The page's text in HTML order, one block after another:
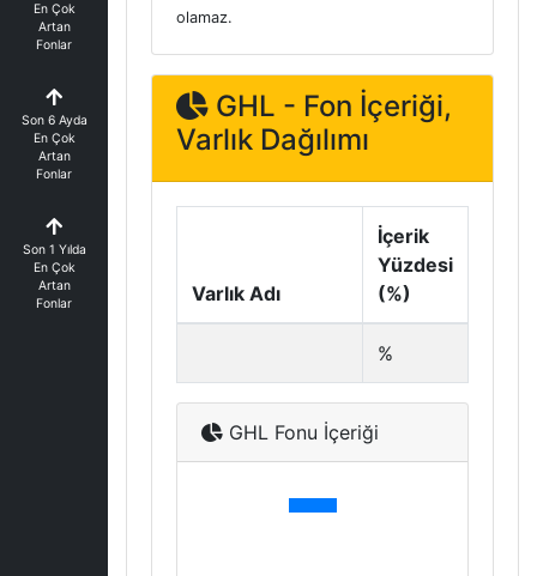
En Çok
Artan
Fonlar
Son 6 Ayda
En Çok
Artan
Fonlar
Son 1 Yılda
En Çok
Artan
Fonlar
olamaz.
GHL - Fon İçeriği,
Varlık Dağılımı
Varlık Adı
İçerik
Yüzdesi
(%)
%
GHL Fonu İçeriği